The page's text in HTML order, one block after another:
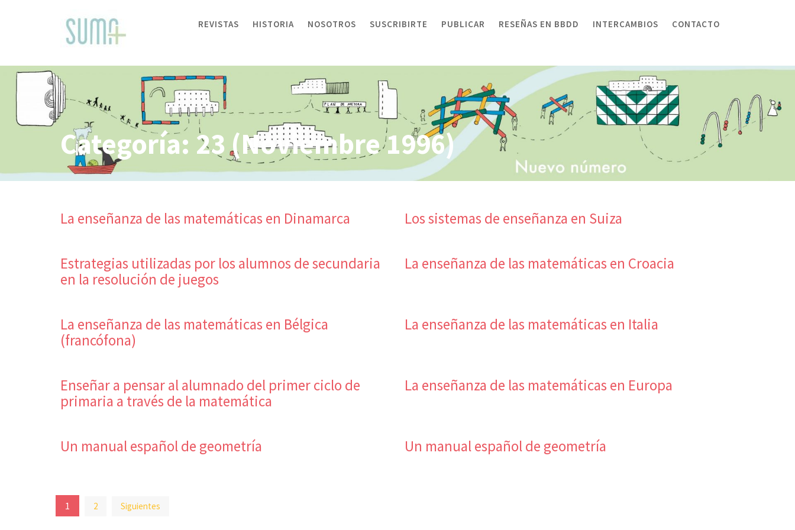
REVISTAS HISTORIA NOSOTROS SUSCRIBIRTE PUBLICAR RESEÑAS EN BBDD INTERCAMBIOS CONTACTO
Categoría: 23 (Noviembre 1996)
La enseñanza de las matemáticas en Dinamarca Los sistemas de enseñanza en Suiza
Estrategias utilizadas por los alumnos de secundaria
en la resolución de juegos
La enseñanza de las matemáticas en Croacia
La enseñanza de las matemáticas en Bélgica
(francófona)
La enseñanza de las matemáticas en Italia
Enseñar a pensar al alumnado del primer ciclo de
primaria a través de la matemática
La enseñanza de las matemáticas en Europa
Un manual español de geometría Un manual español de geometría
Paginación
de
1 2 Siguientes